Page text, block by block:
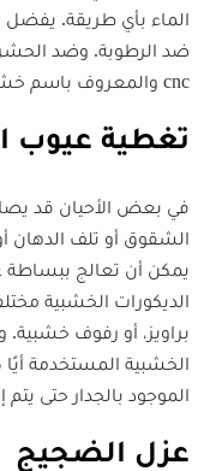
الماء بأي طريقة. يفضل
ضد الرطوبة. وضد
cnc والمعروف باسم خشب ارابيسك.
تغطية عيوب
في بعض الأحيان قد
الشقوق أو تلف الدهان
يمكن أن تعالج
الديكورات الخشبية
براويز، أو رفوف خشبية.
الخشبية المستخدمة أيًا
الموجود بالجدار حتى
عزل الضجيج